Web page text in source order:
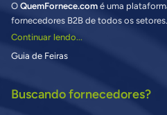
O QuemFornece.com é uma
fornecedores B2B de todos os setores.
Continuar lendo...
Guia de Feiras
Buscando fornecedores?